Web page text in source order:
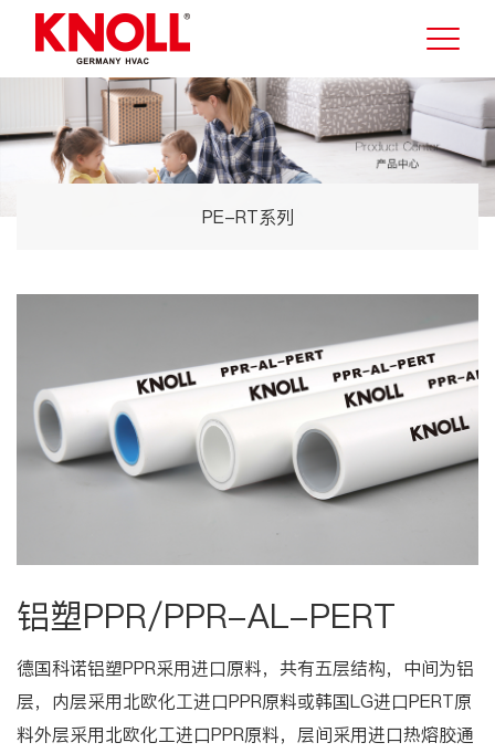
PE-RT系列
铝塑PPR/PPR-AL-PERT
德国科诺铝塑PPR采用进口原料，共有五层结构，中间为铝
层，内层采用北欧化工进口PPR原料或韩国LG进口PERT原
料外层采用北欧化工进口PPR原料，层间采用进口热熔胶通